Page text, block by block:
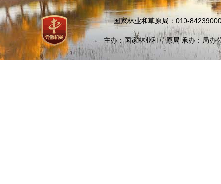
国家林业和草原局：010-
主办：国家林业和草原局 承办：局办